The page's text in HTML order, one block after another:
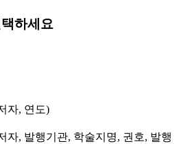
하세요
자, 연도)
자, 발행기관, 학술지명, 권호, 발행